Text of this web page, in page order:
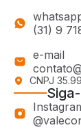
(31) 9
e-mail
CNPJ